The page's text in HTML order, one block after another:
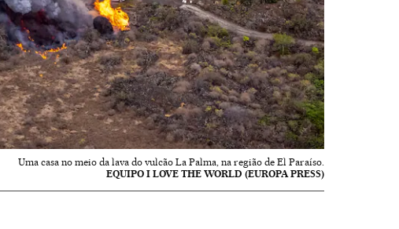
Uma casa no meio da lava do vulcão La Palma, na região de El Paraíso.
EQUIPO I LOVE THE WORLD (EUROPA PRESS)